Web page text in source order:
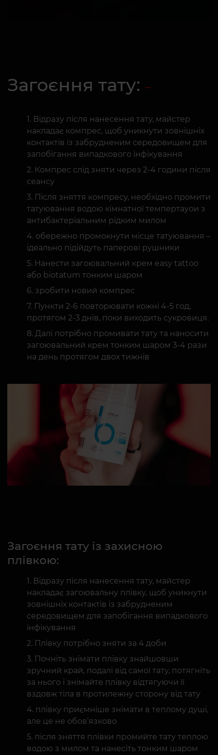
Загоєння тату:
Відразу після нанесення тату, майстер
накладає компрес, щоб уникнути зовнішніх
контактів із забрудненим середовищем для
запобігання випадкового інфікування
Компрес слід зняти через 2-4 години після
сеансу
Після зняття компресу, необхідно промити
татуювання водою кімнатної темпертауои з
антибактеріальним рідким милом
обережно промокнути місце татуювання –
ідеально підійдуть паперові рушники
Нанести загоювальний крем easy tattoo
або biotatum тонким шаром
зробити новий компрес
Пункти 2-6 повторювати кожні 4-5 год,
протягом 2-3 днів, поки виходить сукровиця.
Далі потрібно промивати тату та наносити
загоювальний крем тонким шаром 3-4 рази
на день протягом двох тижнів
Загоєння тату із захисною
плівкою:
Відразу після нанесення тату, майстер
накладає загоювальну плівку, щоб уникнути
зовнішніх контактів із забрудненим
середовищем для запобігання випадкового
інфікування
Плівку потрібно зняти за 4 доби
Почніть знімати плівку знайшовши
зручний край, подалі від самої тату, потягніть
за нього і знімайте плівку відтягуючи її
вздовж тіла в протилежну сторону від тату
плівку приємніше знімати в теплому душі,
але це не обов‘язково
після зняття плівки промийте тату теплою
водою з милом та нанесіть тонким шаром